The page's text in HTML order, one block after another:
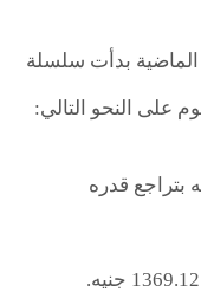
الماضية بدأت سلسلة
على النحو التالي:
من الحديد الاستثماري 38738.46 جنيه بتراجع قدره